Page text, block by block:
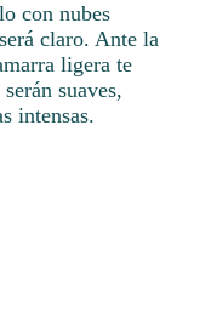
con nubes
claro. Ante la
ligera te
suaves,
intensas.